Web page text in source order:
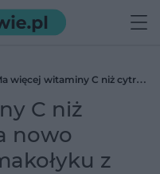
więcej witaminy C niż cytrusy.
z PRL-u
C niż
nowo
z